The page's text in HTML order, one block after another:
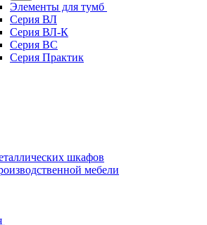
Элементы для тумб
Серия ВЛ
Серия ВЛ-К
Серия ВС
Серия Практик
шкафов
мебели